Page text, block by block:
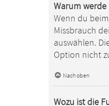
Warum
Wenn du
Missbrauch
auswählen.
Option nicht
Nach oben
Wozu ist die